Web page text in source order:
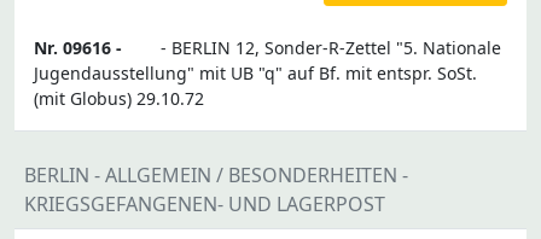
Nr. 09616 -
- BERLIN 12, Sonder-R-Zettel "5. Nationale
Jugendausstellung" mit UB "q" auf Bf. mit entspr. SoSt.
(mit Globus) 29.10.72
BERLIN - ALLGEMEIN / BESONDERHEITEN -
KRIEGSGEFANGENEN- UND LAGERPOST